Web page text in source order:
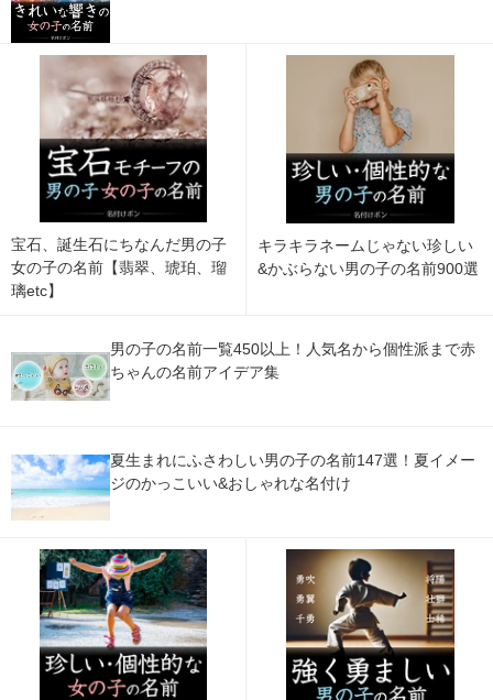
宝石、誕生石にちなんだ男の子
女の子の名前【翡翠、琥珀、瑠
璃etc】
キラキラネームじゃない珍しい
&かぶらない男の子の名前900選
男の子の名前一覧450以上！人気名から個性派まで赤
ちゃんの名前アイデア集
夏生まれにふさわしい男の子の名前147選！夏イメー
ジのかっこいい&おしゃれな名付け